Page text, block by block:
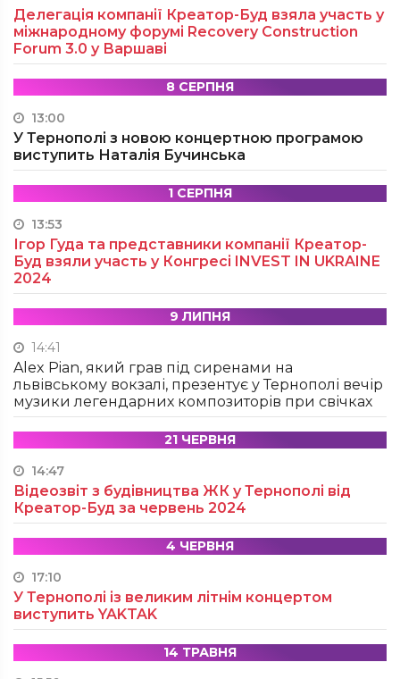
Делегація компанії Креатор-Буд взяла участь у
міжнародному форумі Recovery Construction
Forum 3.0 у Варшаві
8 СЕРПНЯ
13:00
У Тернополі з новою концертною програмою
виступить Наталія Бучинська
1 СЕРПНЯ
13:53
Ігор Гуда та представники компанії Креатор-
Буд взяли участь у Конгресі INVEST IN UKRAINE
2024
9 ЛИПНЯ
14:41
Alex Pian, який грав під сиренами на
львівському вокзалі, презентує у Тернополі вечір
музики легендарних композиторів при свічках
21 ЧЕРВНЯ
14:47
Відеозвіт з будівництва ЖК у Тернополі від
Креатор-Буд за червень 2024
4 ЧЕРВНЯ
17:10
У Тернополі із великим літнім концертом
виступить YAKTAK
14 ТРАВНЯ